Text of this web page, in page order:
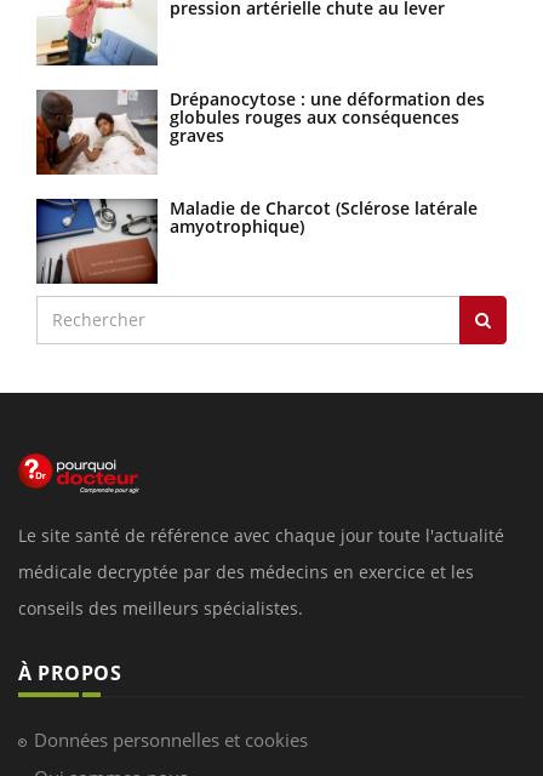
pression artérielle chute au lever
Drépanocytose : une déformation des
globules rouges aux conséquences
graves
Maladie de Charcot (Sclérose latérale
amyotrophique)
Le site santé de référence avec chaque jour toute l'actualité
médicale decryptée par des médecins en exercice et les
conseils des meilleurs spécialistes.
À PROPOS
Données personnelles et cookies